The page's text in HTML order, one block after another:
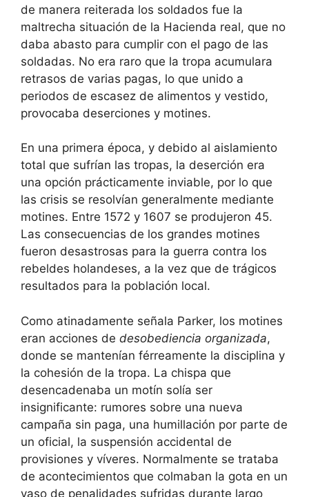
de manera reiterada los soldados fue la
maltrecha situación de la Hacienda real, que no
daba abasto para cumplir con el pago de las
soldadas. No era raro que la tropa acumulara
retrasos de varias pagas, lo que unido a
periodos de escasez de alimentos y vestido,
provocaba deserciones y motines.
En una primera época, y debido al aislamiento
total que sufrían las tropas, la deserción era
una opción prácticamente inviable, por lo que
las crisis se resolvían generalmente mediante
motines. Entre 1572 y 1607 se produjeron 45.
Las consecuencias de los grandes motines
fueron desastrosas para la guerra contra los
rebeldes holandeses, a la vez que de trágicos
resultados para la población local.
Como atinadamente señala Parker, los motines
eran acciones de desobediencia organizada,
donde se mantenían férreamente la disciplina y
la cohesión de la tropa. La chispa que
desencadenaba un motín solía ser
insignificante: rumores sobre una nueva
campaña sin paga, una humillación por parte de
un oficial, la suspensión accidental de
provisiones y víveres. Normalmente se trataba
de acontecimientos que colmaban la gota en un
vaso de penalidades sufridas durante largo